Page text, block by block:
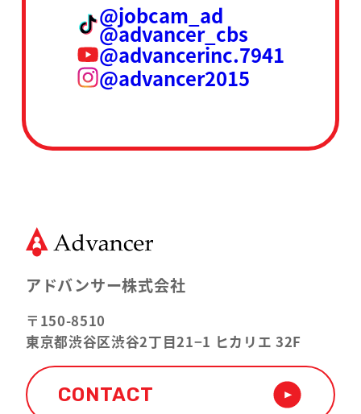
@jobcam_ad
@advancer_cbs
@advancerinc.7941
@advancer2015
アドバンサー株式会社
〒150-8510
東京都渋谷区渋谷2丁目21−1 ヒカリエ 32F
CONTACT